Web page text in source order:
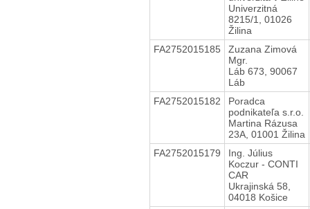
Univerzitná
8215/1, 01026
Žilina
FA2752015185
Zuzana Zimová
Mgr.
Láb 673, 90067
Láb
FA2752015182
Poradca
podnikateľa s.r.o.
Martina Rázusa
23A, 01001 Žilina
FA2752015179
Ing. Július
Koczur - CONTI
CAR
Ukrajinská 58,
04018 Košice